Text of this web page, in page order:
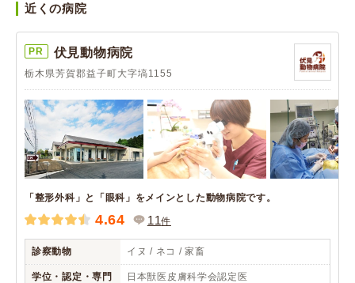
近くの病院
PR 伏見動物病院
栃木県芳賀郡益子町大字塙1155
「整形外科」と「眼科」をメインとした動物病院です。
4.64 11件
診察動物 イヌ / ネコ / 家畜
学位・認定・専門 日本獣医皮膚科学会認定医